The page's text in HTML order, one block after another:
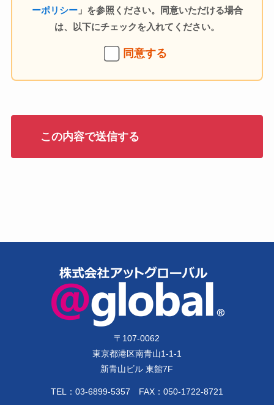
ーポリシー」を参照ください。同意いただける場合
は、以下にチェックを入れてください。
同意する
〒 107-0062
東京都港区南青山1-1-1
新青山ビル 東館7F
TEL： 03-6899-5357 FAX：050-1722-8721